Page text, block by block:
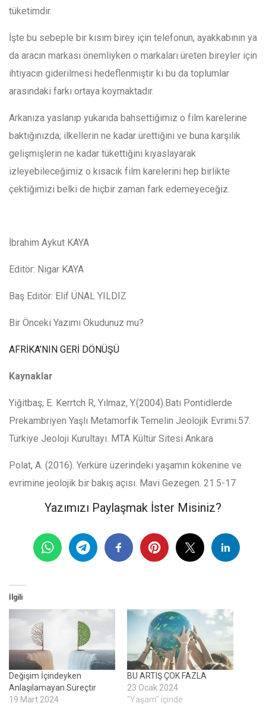
tüketimdir.
İşte bu sebeple bir kısım birey için telefonun, ayakkabının ya
da aracın markası önemliyken o markaları üreten bireyler için
ihtiyacın giderilmesi hedeflenmiştir ki bu da toplumlar
arasındaki farkı ortaya koymaktadır.
Arkanıza yaslanıp yukarıda bahsettiğimiz o film karelerine
baktığınızda; ilkellerin ne kadar ürettiğini ve buna karşılık
gelişmişlerin ne kadar tükettiğini kıyaslayarak
izleyebileceğimiz o kısacık film karelerini hep birlikte
çektiğimizi belki de hiçbir zaman fark edemeyeceğiz.
İbrahim Aykut KAYA
Editör: Nigar KAYA
Baş Editör: Elif ÜNAL YILDIZ
Bir Önceki Yazımı Okudunuz mu?
AFRİKA’NIN GERİ DÖNÜŞÜ
Kaynaklar
Yiğitbaş, E. Kerrtch R, Yılmaz, Y.(2004).Batı Pontidlerde
Prekambriyen Yaşlı Metamorfik Temelin Jeolojik Evrimi.57.
Türkiye Jeoloji Kurultayı. MTA Kültür Sitesi Ankara
Polat, A. (2016). Yerküre üzerindeki yaşamın kökenine ve
evrimine jeolojik bir bakış açısı. Mavi Gezegen. 21.5-17
Yazımızı Paylaşmak İster Misiniz?
İlgili
Değişim İçindeyken
Anlaşılamayan Süreçtir
19 Mart 2024
BU ARTIŞ ÇOK FAZLA
23 Ocak 2024
"Yaşam" içinde